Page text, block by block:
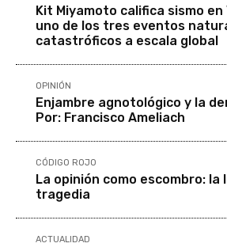
Kit Miyamoto califica sismo en
uno de los tres eventos
catastróficos a escala global
OPINIÓN
Enjambre agnotológico y la
Por: Francisco Ameliach
CÓDIGO ROJO
La opinión como escombro: la
tragedia
ACTUALIDAD